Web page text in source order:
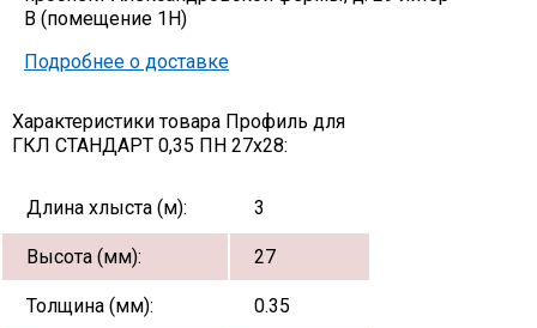
В (помещение 1Н)
Подробнее о доставке
Характеристики товара Профиль для
ГКЛ СТАНДАРТ 0,35 ПН 27х28:
Длина хлыста (м): 3
Высота (мм): 27
Толщина (мм): 0.35